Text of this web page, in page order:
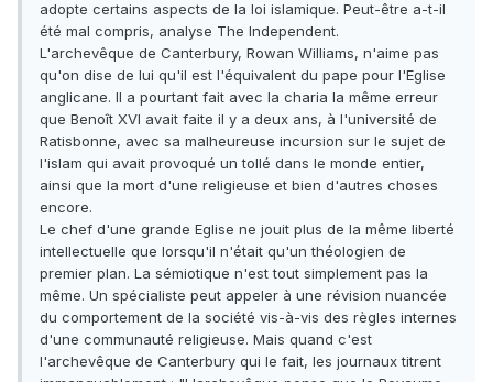
adopte certains aspects de la loi islamique. Peut-être a-t-il
été mal compris, analyse The Independent.
L'archevêque de Canterbury, Rowan Williams, n'aime pas
qu'on dise de lui qu'il est l'équivalent du pape pour l'Eglise
anglicane. Il a pourtant fait avec la charia la même erreur
que Benoît XVI avait faite il y a deux ans, à l'université de
Ratisbonne, avec sa malheureuse incursion sur le sujet de
l'islam qui avait provoqué un tollé dans le monde entier,
ainsi que la mort d'une religieuse et bien d'autres choses
encore.
Le chef d'une grande Eglise ne jouit plus de la même liberté
intellectuelle que lorsqu'il n'était qu'un théologien de
premier plan. La sémiotique n'est tout simplement pas la
même. Un spécialiste peut appeler à une révision nuancée
du comportement de la société vis-à-vis des règles internes
d'une communauté religieuse. Mais quand c'est
l'archevêque de Canterbury qui le fait, les journaux titrent